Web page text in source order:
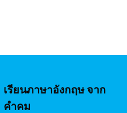
เรียนภาษาอังกฤษ จาก
คำคม